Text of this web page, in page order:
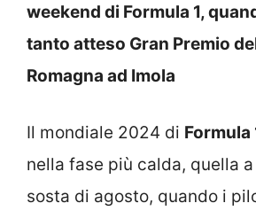
weekend di Formula 1,
tanto atteso Gran Premio
Romagna ad Imola
Il mondiale 2024 di Formula
nella fase più calda, quella
sosta di agosto, quando i